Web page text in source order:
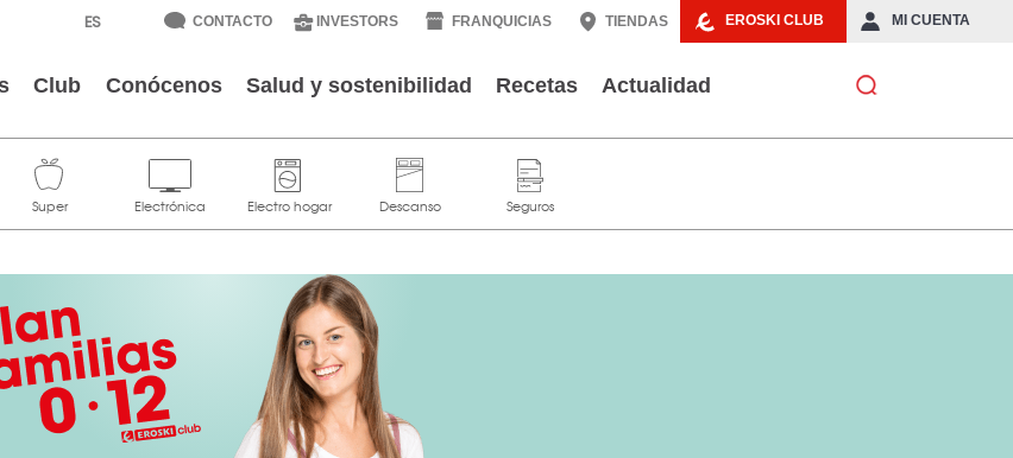
EROSKI CLUB MI CUENTA
CONTACTO INVESTORS FRANQUICIAS TIENDAS
Club Conócenos Salud y sostenibilidad Recetas Actualidad